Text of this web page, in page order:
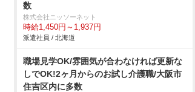
数
株式会社ニッソーネット
時給1,450円～1,937円
派遣社員 / 北海道
職場見学OK/雰囲気が合わなければ更新な
しでOK!2ヶ月からのお試し介護職/大阪市
住吉区内に多数